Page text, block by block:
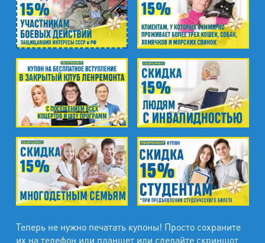
м. Удельная
пр. Энгельса, д.19
Промзона Мягловская, Всеволожский
муниципальный район, Ленинградская
область, ​Круговая улица, д. 47
м. Электросила
ул. Решетникова, д.3
Теперь не нужно печатать купоны! Просто сохраните
их на телефон или планшет или сделайте скриншот